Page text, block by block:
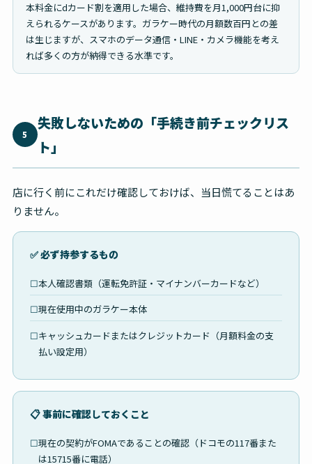
本料金にdカード割を適用した場合、維持費を月1,000円台に抑
えられるケースがあります。ガラケー時代の月額数百円との差
は生じますが、スマホのデータ通信・LINE・カメラ機能を考え
れば多くの方が納得できる水準です。
5
失敗しないための「手続き前チェックリス
ト」
店に行く前にこれだけ確認しておけば、当日慌てることはあ
りません。
✅ 必ず持参するもの
本人確認書類（運転免許証・マイナンバーカードなど）
現在使用中のガラケー本体
キャッシュカードまたはクレジットカード（月額料金の支
払い設定用）
📋 事前に確認しておくこと
現在の契約がFOMAであることの確認（ドコモの117番また
は15715番に電話）